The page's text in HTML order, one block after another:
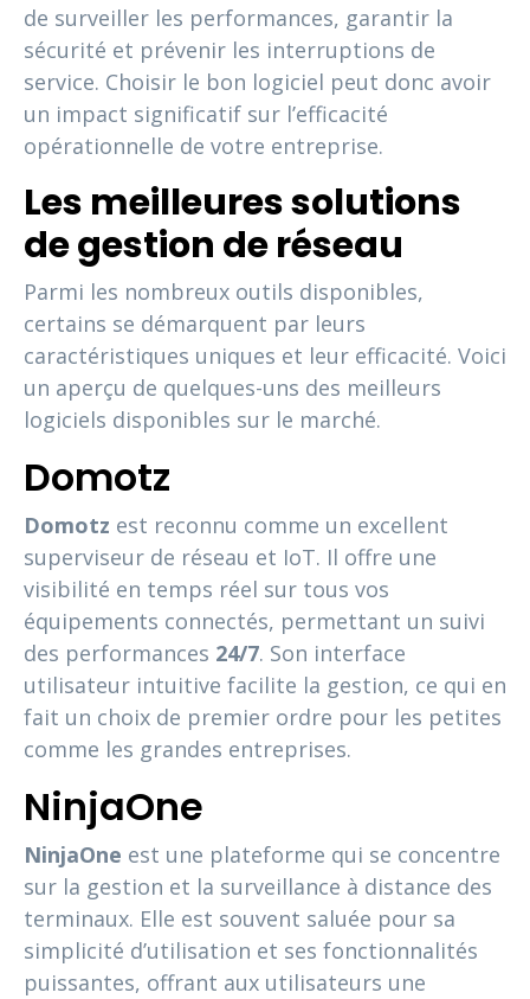
de surveiller les performances, garantir la
sécurité et prévenir les interruptions de
service. Choisir le bon logiciel peut donc avoir
un impact significatif sur l’efficacité
opérationnelle de votre entreprise.
Les meilleures solutions
de gestion de réseau
Parmi les nombreux outils disponibles,
certains se démarquent par leurs
caractéristiques uniques et leur efficacité. Voici
un aperçu de quelques-uns des meilleurs
logiciels disponibles sur le marché.
Domotz
Domotz est reconnu comme un excellent
superviseur de réseau et IoT. Il offre une
visibilité en temps réel sur tous vos
équipements connectés, permettant un suivi
des performances 24/7. Son interface
utilisateur intuitive facilite la gestion, ce qui en
fait un choix de premier ordre pour les petites
comme les grandes entreprises.
NinjaOne
NinjaOne est une plateforme qui se concentre
sur la gestion et la surveillance à distance des
terminaux. Elle est souvent saluée pour sa
simplicité d’utilisation et ses fonctionnalités
puissantes, offrant aux utilisateurs une